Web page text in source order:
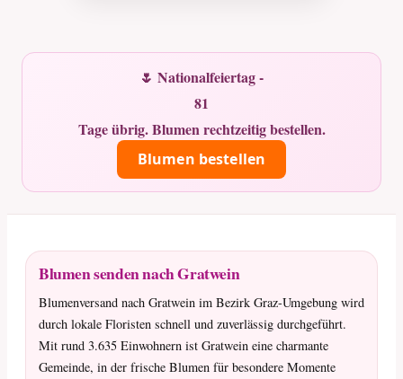
🌷 Nationalfeiertag -
81
Tage übrig. Blumen rechtzeitig bestellen.
Blumen bestellen
Blumen senden nach Gratwein
Blumenversand nach Gratwein im Bezirk Graz-Umgebung wird
durch lokale Floristen schnell und zuverlässig durchgeführt.
Mit rund 3.635 Einwohnern ist Gratwein eine charmante
Gemeinde, in der frische Blumen für besondere Momente